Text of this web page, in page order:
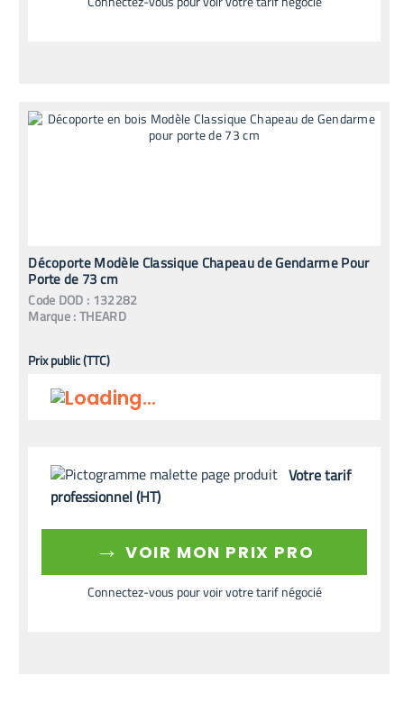
Décoporte Modèle Classique Chapeau de Gendarme Pour
Porte de 73 cm
Code DOD : 132282
Marque :THEARD
Prix public (TTC)
Votre tarif
professionnel (HT)
→ VOIR MON PRIX PRO
Connectez-vous pour voir votre tarif négocié